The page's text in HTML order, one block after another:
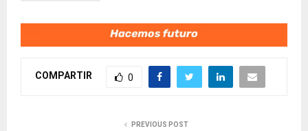
COMPARTIR 0
PREVIOUS POST